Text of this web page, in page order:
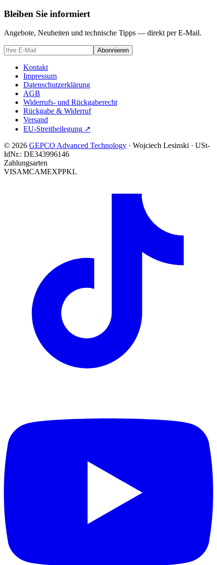
Bleiben Sie informiert
Angebote, Neuheiten und technische Tipps — direkt per E-Mail.
Abonnieren
Kontakt
Impressum
Datenschutzerklärung
AGB
Widerrufs- und Rückgaberecht
Rückgabe & Widerruf
Versand
EU-Streitbeilegung ↗
© 2026 GEPCO Advanced Technology · Wojciech Lesinski · USt-
IdNr.: DE343996146
Zahlungsarten
VISAMCAMEXPPKL